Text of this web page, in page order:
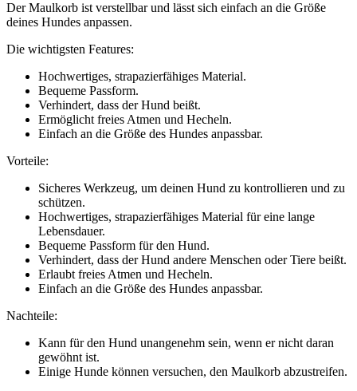
Der Maulkorb ist verstellbar und lässt sich einfach an die Größe
deines Hundes anpassen.
Die wichtigsten Features:
Hochwertiges, strapazierfähiges Material.
Bequeme Passform.
Verhindert, dass der Hund beißt.
Ermöglicht freies Atmen und Hecheln.
Einfach an die Größe des Hundes anpassbar.
Vorteile:
Sicheres Werkzeug, um deinen Hund zu kontrollieren und zu
schützen.
Hochwertiges, strapazierfähiges Material für eine lange
Lebensdauer.
Bequeme Passform für den Hund.
Verhindert, dass der Hund andere Menschen oder Tiere beißt.
Erlaubt freies Atmen und Hecheln.
Einfach an die Größe des Hundes anpassbar.
Nachteile:
Kann für den Hund unangenehm sein, wenn er nicht daran
gewöhnt ist.
Einige Hunde können versuchen, den Maulkorb abzustreifen.